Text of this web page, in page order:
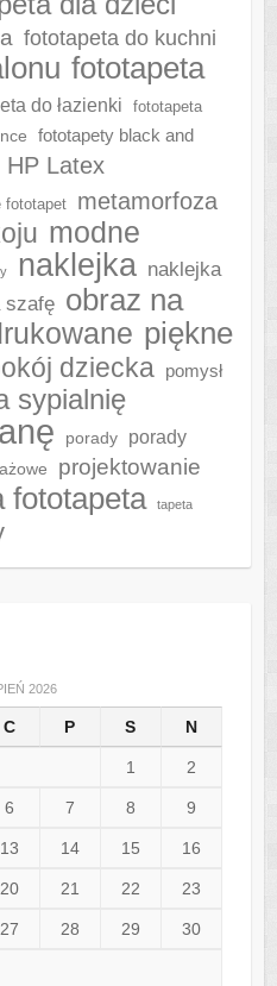
fototapeta do kuchni
fototapeta
do łazienki
fototapeta
fototapety black and
HP Latex
fototapet metamorfoza
modne
naklejka naklejka
szafę obraz na
piękne
dziecka pomysł
sypialnię
porady
porady
projektowanie
fototapeta tapeta
2026
C P S N
1 2
6 7 8 9
13 14 15 16
20 21 22 23
27 28 29 30